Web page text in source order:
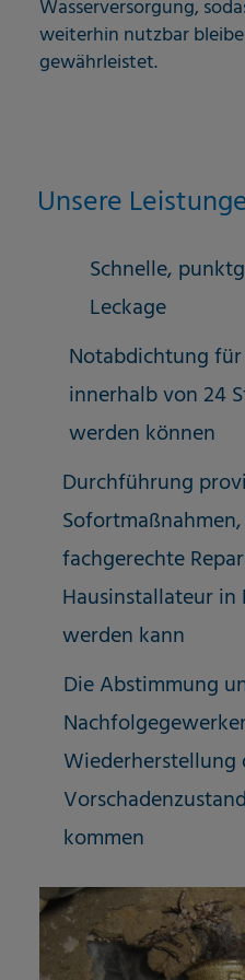
Wasserversorgung,
weiterhin nutzbar
gewährleistet.
Unsere
Schnelle,
Leckage
Notabdichtung
innerhalb von 24
werden können
Durchführung
fachgerechte
Hausinstallateur
werden kann
Die Abstimmung
Wiederherstellung
kommen